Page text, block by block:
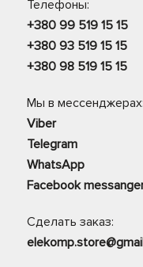
Телефоны:
+380 99 519 15 15
+380 93 519 15 15
+380 98 519 15 15
Мы в мессенджерах:
Viber
Telegram
WhatsApp
Facebook
Сделать заказ: